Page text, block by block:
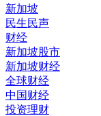
新加坡
民生民声
财经
新加坡股市
新加坡财经
全球财经
中国财经
投资理财